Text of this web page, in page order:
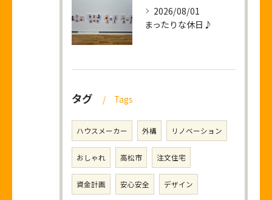
2026/08/01
まったりな休日♪
タグ Tags
ハウスメーカー 外構 リノベーション
おしゃれ 高松市 注文住宅
資金計画 安心安全 デザイン